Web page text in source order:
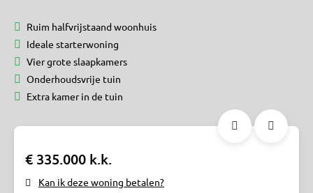
Ruim halfvrijstaand woonhuis
Ideale starterwoning
Vier grote slaapkamers
Onderhoudsvrije tuin
Extra kamer in de tuin
€ 335.000 k.k.
Kan ik deze woning betalen?